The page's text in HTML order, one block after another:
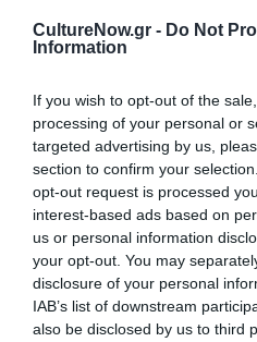
CultureNow.gr - Do Not
Information
If you wish to opt-out of the
processing of your personal or
targeted advertising by us,
section to confirm your
opt-out request is processed
interest-based ads based on
us or personal information
your opt-out. You may
disclosure of your personal
IAB’s list of downstream
also be disclosed by us to third
Ημερομηνία:
21/09/2024
20:30
Τοποθεσία:
Θέατρο Βράχων,
Θέατρο Βράχων
Eισιτήρια: